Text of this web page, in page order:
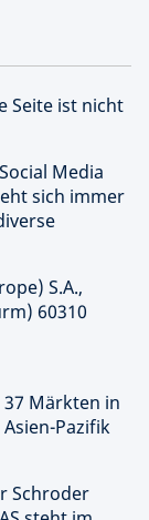
Seite ist nicht
Media
sich immer
S.A.,
60310
Märkten in
Pazifik
Schroder